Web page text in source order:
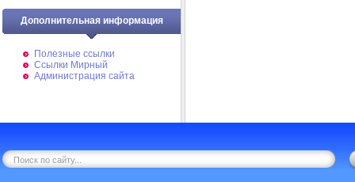
Дополнительная информация
Полезные ссылки
Ссылки Мирный
Администрация сайта